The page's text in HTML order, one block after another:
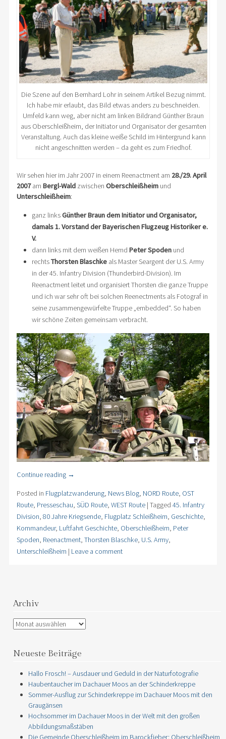
Die Szene auf den Bernhard Lohr in seinem Artikel Bezug nimmt.
Ich habe mir erlaubt, das Bild etwas anders zu beschneiden.
Umfeld kann weg, aber nicht am linken Bildrand Günther Braun
aus Oberschleißheim, der Initiator und Organisator der gesamten
Veranstaltung. Auch das kleine weiße Schild im Hintergrund kann
nicht angeschnitten werden – da geht es zum Friedhof.
Wir sehen hier im Jahr 2007 in einem Reenactment am 28./29. April
2007am Bergl-Waldzwischen Oberschleißheimund
Unterschleißheim:
ganz linksGünther Braun dem Initiator und Organisator,
damals 1. Vorstand der Bayerischen Flugzeug Historiker e.
V.
dann links mit dem weißen Hemd Peter Spodenund
rechtsThorsten Blaschkeals Master Seargent der U.S. Army
in der 45. Infantry Division (Thunderbird-Division). Im
Reenactment leitet und organisiert Thorsten die ganze Truppe
und ich war sehr oft bei solchen Reenectments als Fotograf in
seine zusammengewürfelte Truppe „embedded“. So haben
wir schöne Zeiten gemeinsam verbracht.
Continue reading →
Posted in Flugplatzwanderung, News Blog, NORD Route, OST
Route, Presseschau SÜD Route, WEST Route | Tagged 45. Infantry
Division 80 Jahre Kriegsende, Flugplatz Schleißheim Geschichte,
Kommandeur, Luftfahrt Geschichte, Oberschleißheim Peter
Spoden Reenactment, Thorsten Blaschke, U.S. Army,
Unterschleißheim | Leave a comment
Archiv
Archiv
Neueste Beiträge
Hallo Frosch! – Ausdauer und Geduld in der Naturfotografie
Haubentaucher im Dachauer Moos an der Schinderkreppe
Sommer-Ausflug zur Schinderkreppe im Dachauer Moos mit den
Graugänsen
Hochsommer im Dachauer Moos in der Welt mit den großen
Abbildungsmaßstäben
Die Gemeinde Oberschleißheim im Barockfieber: Oberschleißheim